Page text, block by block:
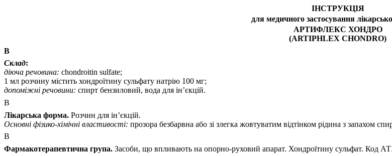
ІНСТРУКЦІЯ
для медичного застосування
АРТИФЛЕКС ХОНДРО
(ARTIPHLEX CHONDRO)
В
Склад:
діюча речовина: chondroitin sulfate;
1 мл розчину містить хондроїтину сульфату натрію 100 мг;
допоміжні речовини: спирт бензиловий, вода для ін’єкцій.
В
Лікарська форма. Розчин для ін’єкцій.
Основні фізико-хімічні властивості: прозора безбарвна або зі злегка жовтуватим відтінком рідина з запахом
В
Фармакотерапевтична група. Засоби, що впливають на опорно-руховий апарат. Хондроїтину сульфат. Код